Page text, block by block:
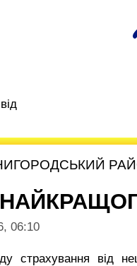
06:10
страхування від